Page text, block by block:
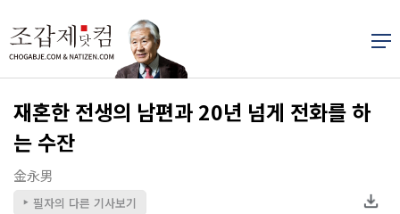
재혼한 전생의 남편과 20년 넘게 전화를 하
는 수잔
金永男
▶ 필자의 다른 기사보기